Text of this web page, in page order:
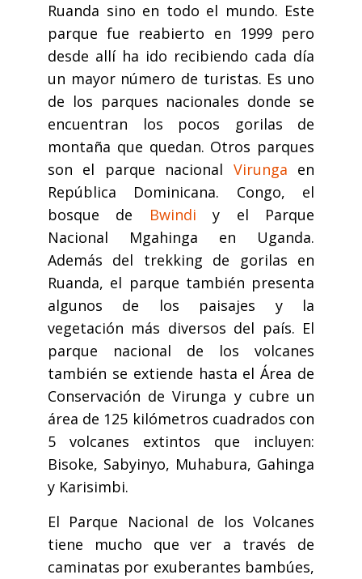
Ruanda sino en todo el mundo. Este
parque fue reabierto en 1999 pero
desde allí ha ido recibiendo cada día
un mayor número de turistas. Es uno
de los parques nacionales donde se
encuentran los pocos gorilas de
montaña que quedan. Otros parques
son el parque nacional Virunga en
República Dominicana. Congo, el
bosque de Bwindi y el Parque
Nacional Mgahinga en Uganda.
Además del trekking de gorilas en
Ruanda, el parque también presenta
algunos de los paisajes y la
vegetación más diversos del país. El
parque nacional de los volcanes
también se extiende hasta el Área de
Conservación de Virunga y cubre un
área de 125 kilómetros cuadrados con
5 volcanes extintos que incluyen:
Bisoke, Sabyinyo, Muhabura, Gahinga
y Karisimbi.
El Parque Nacional de los Volcanes
tiene mucho que ver a través de
caminatas por exuberantes bambúes,